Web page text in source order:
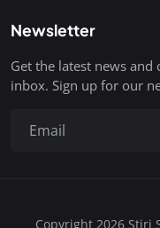
Newsletter
Get the latest news
inbox. Sign up for our
Copyright 2026 Stiri